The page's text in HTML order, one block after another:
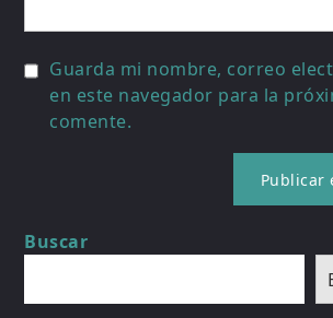
Guarda mi nombre, correo
en este navegador para la
comente.
Buscar